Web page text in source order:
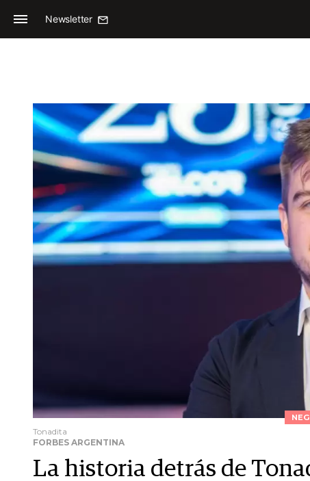
Newsletter
Tonadita
FORBES ARGENTINA
La historia detrás de